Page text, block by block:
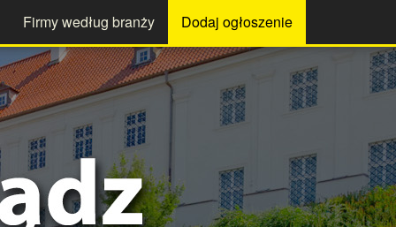
Firmy według branży Dodaj ogłoszenie